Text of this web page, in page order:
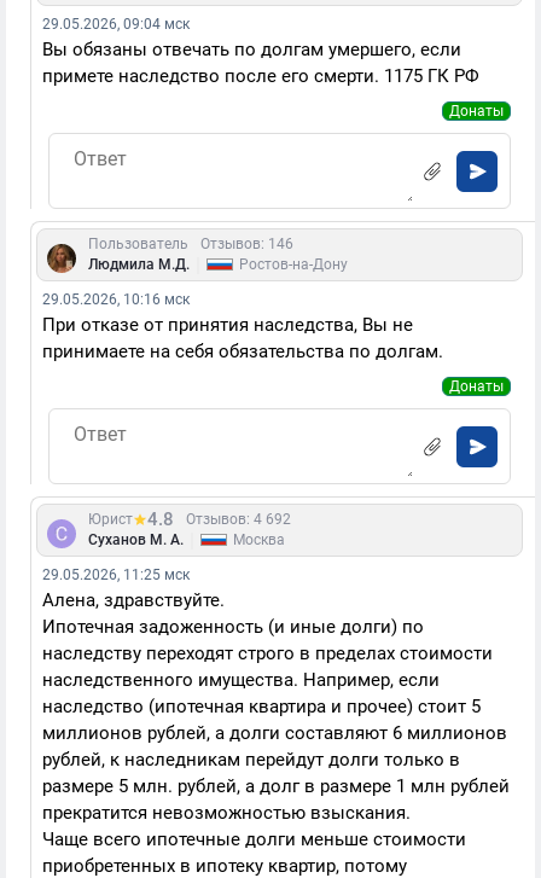
29.05.2026, 09:04 мск
Вы обязаны отвечать по долгам умершего, если
примете наследство после его смерти. 1175 ГК РФ
Донаты
Пользователь
Отзывов: 146
Людмила М.Д.
Ростов-на-Дону
29.05.2026, 10:16 мск
При отказе от принятия наследства, Вы не
принимаете на себя обязательства по долгам.
Донаты
Юрист 4.8
Отзывов: 4 692
Суханов М. А.
Москва
29.05.2026, 11:25 мск
Алена, здравствуйте.
Ипотечная задоженность (и иные долги) по
наследству переходят строго в пределах стоимости
наследственного имущества. Например, если
наследство (ипотечная квартира и прочее) стоит 5
миллионов рублей, а долги составляют 6 миллионов
рублей, к наследникам перейдут долги только в
размере 5 млн. рублей, а долг в размере 1 млн рублей
прекратится невозможностью взыскания.
Чаще всего ипотечные долги меньше стоимости
приобретенных в ипотеку квартир, потому